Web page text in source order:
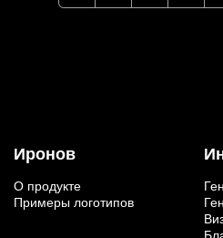
Иронов
О продукте
Примеры логотипов